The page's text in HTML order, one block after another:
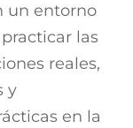
un entorno
las
reales,
y
en la